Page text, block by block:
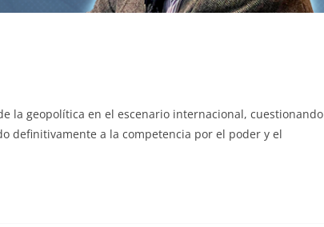
la geopolítica en el escenario internacional, cuestionando
definitivamente a la competencia por el poder y el